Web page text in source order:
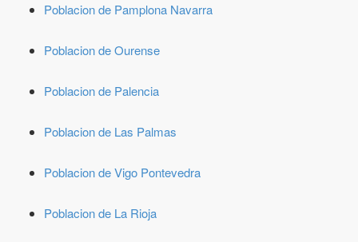
Poblacion de Pamplona Navarra
Poblacion de Ourense
Poblacion de Palencia
Poblacion de Las Palmas
Poblacion de Vigo Pontevedra
Poblacion de La Rioja